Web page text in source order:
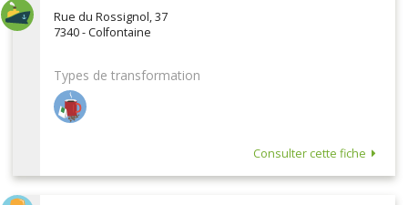
Rue du Rossignol, 37
7340 - Colfontaine
Types de transformation
Consulter cette fiche